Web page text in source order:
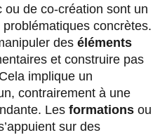
de co-création sont un
concrètes.
des éléments
et construire pas
implique un
contrairement à une
Les formations ou
sur des